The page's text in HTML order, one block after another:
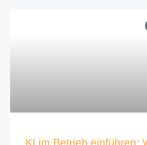
KI im Betrieb einführen: